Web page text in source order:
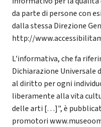
da parte di persone con
dalla stessa Direzione
http://
L'informativa, che fa
Dichiarazione
al diritto per ogni
liberamente alla vita
delle arti […]", è
promotori